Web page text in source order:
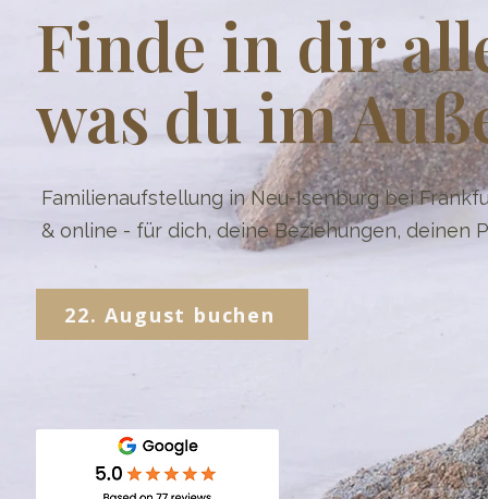
was du im
Familienaufstellung in Neu-Isenburg bei
& online - für dich, deine Beziehungen, deinen
Finde in dir
22. August buchen